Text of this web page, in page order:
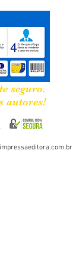
seguro.
autores!